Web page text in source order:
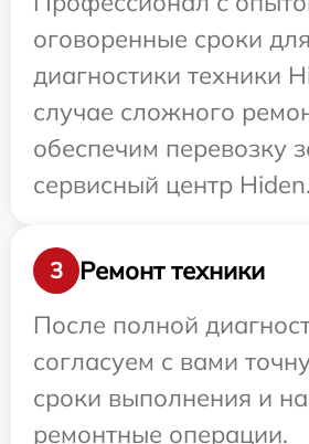
оговоренные сроки для
диагностики техники
случае сложного
обеспечим перевозку
сервисный центр Hiden.
3
Ремонт техники
После полной
согласуем с вами
сроки выполнения и
ремонтные операции.